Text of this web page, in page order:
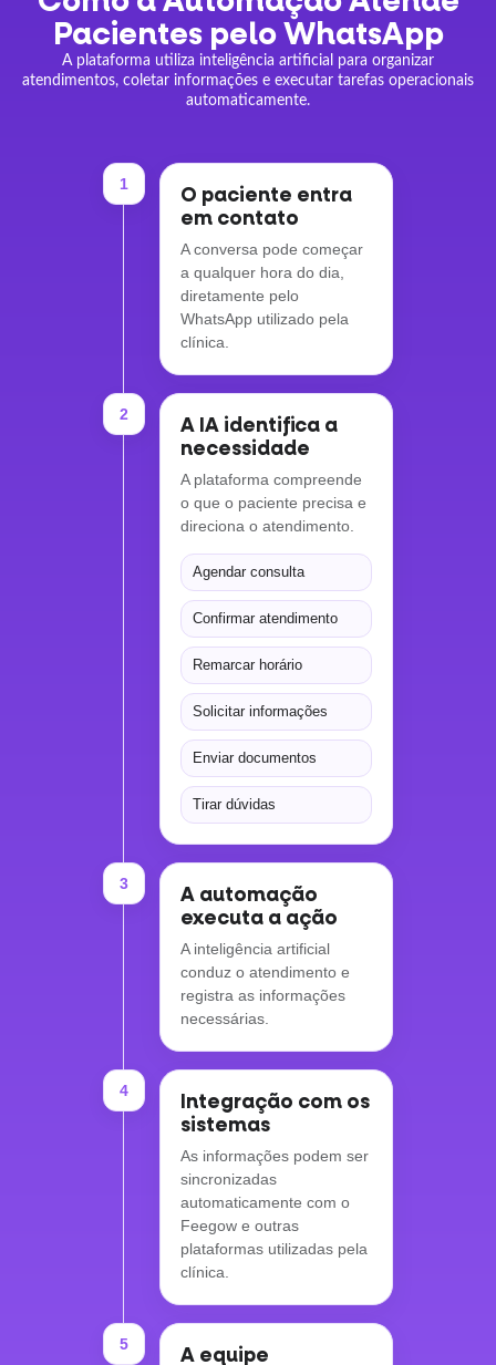
Pacientes pelo WhatsApp
A plataforma utiliza inteligência artificial para organizar
atendimentos, coletar informações e executar tarefas operacionais
automaticamente.
1
O paciente entra
em contato
A conversa pode começar
a qualquer hora do dia,
diretamente pelo
WhatsApp utilizado pela
clínica.
2
A IA identifica a
necessidade
A plataforma compreende
o que o paciente precisa e
direciona o atendimento.
Agendar consulta
Confirmar atendimento
Remarcar horário
Solicitar informações
Enviar documentos
Tirar dúvidas
3
A automação
executa a ação
A inteligência artificial
conduz o atendimento e
registra as informações
necessárias.
4
Integração com os
sistemas
As informações podem ser
sincronizadas
automaticamente com o
Feegow e outras
plataformas utilizadas pela
clínica.
5 A equipe